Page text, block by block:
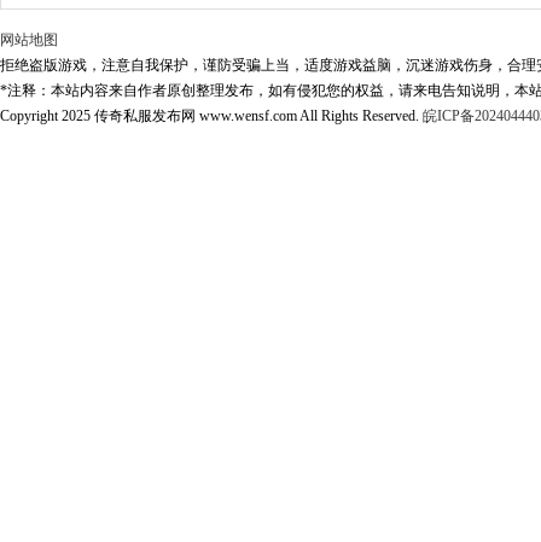
网站地图
拒绝盗版游戏，注意自我保护，谨防受骗上当，适度游戏益脑，沉迷游戏伤身，合
*注释：本站内容来自作者原创整理发布，如有侵犯您的权益，请来电告知说明，本
Copyright 2025 传奇私服发布网 www.wensf.com All Rights Reserved. 皖ICP备